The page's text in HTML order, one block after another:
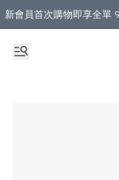
新會員首次購物即享全單
購物滿 HKD 800.00即享